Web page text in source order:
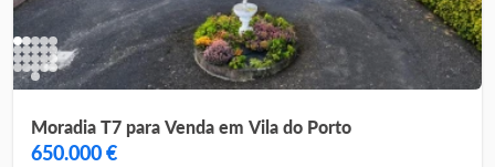
Moradia T7 para Venda em Vila do Porto
650.000 €